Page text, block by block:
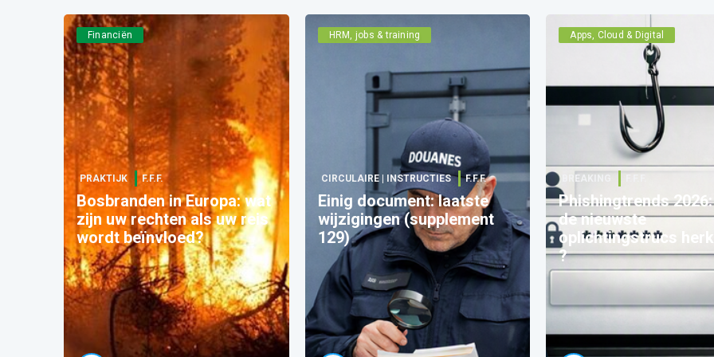
Financiën
PRAKTIJK F.F.F.
Bosbranden in Europa: wat
zijn uw rechten als uw reis
wordt beïnvloed?
HRM, jobs & training
CIRCULAIRE | INSTRUCTIES F.F.F.
Einig document: laatste
wijzigingen (supplement
129)
Apps, Cloud & Digital
BREAKING
Phishingtrends
de nieuwste
oplichtingstrucs
?